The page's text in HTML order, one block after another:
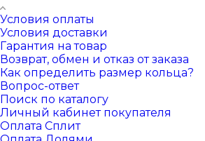
Условия оплаты
Условия доставки
Гарантия на товар
Возврат, обмен и отказ от заказа
Как определить размер кольца?
Вопрос-ответ
Поиск по каталогу
Личный кабинет покупателя
Оплата Сплит